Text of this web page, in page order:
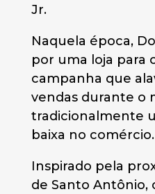
Jr.
Naquela época,
por uma loja para
campanha que
vendas durante o
tradicionalmente
baixa no comércio​​​​.
Inspirado pela
de Santo Antônio,